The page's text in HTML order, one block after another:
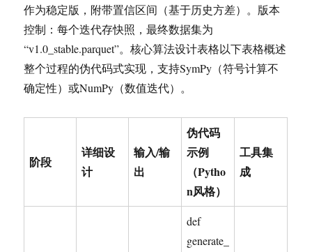
作为稳定版，附带置信区间（基于历史方差）。版本
控制：每个迭代存快照，最终数据集为
“v1.0_stable.parquet”。核心算法设计表格以下表格概述
整个过程的伪代码式实现，支持SymPy（符号计算不
确定性）或NumPy（数值迭代）。
阶段
详细设
计
输入/输
出
伪代码
示例
（Pytho
n风格）
工具集
成
def
generate_